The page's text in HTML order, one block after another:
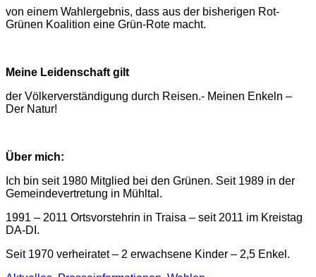
von einem Wahlergebnis, dass aus der bisherigen Rot-
Grünen Koalition eine Grün-Rote macht.
Meine Leidenschaft gilt
der Völkerverständigung durch Reisen.- Meinen Enkeln –
Der Natur!
Über mich:
Ich bin seit 1980 Mitglied bei den Grünen. Seit 1989 in der
Gemeindevertretung in Mühltal.
1991 – 2011 Ortsvorstehrin in Traisa – seit 2011 im Kreistag
DA-DI.
Seit 1970 verheiratet – 2 erwachsene Kinder – 2,5 Enkel.